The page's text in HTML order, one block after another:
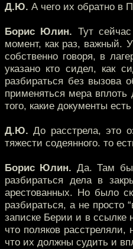
Д.Ю. А чего их обратно в
Борис Юлин. Тут
момент, как раз, важный.
собственно говоря, в
указано кто сидел, как
разбираться без вызова
применяться мера вплоть
того, какие документы
Д.Ю. До расстрела, это
тяжести содеянного. то
Борис Юлин. Да. Там
разбираться дела в
арестованных. Но было
разбираться, а не просто
записке Берии и в ссылке
что поляков
что их должны судить и